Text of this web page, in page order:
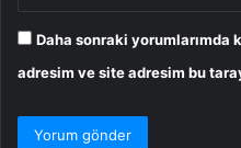
Daha sonraki yorumlarımda
adresim ve site adresim bu